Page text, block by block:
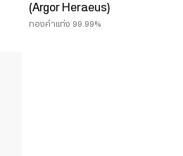
(Argor Heraeus)
ทองคำแท่ง 99.99%